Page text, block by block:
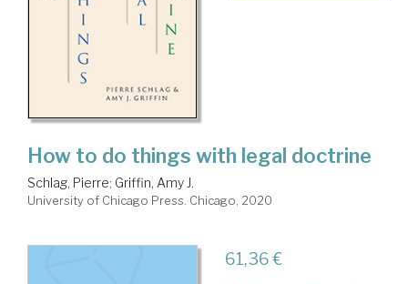
How to do things with legal doctrine
Schlag, Pierre; Griffin, Amy J.
University of Chicago Press. Chicago, 2020
61,36 €